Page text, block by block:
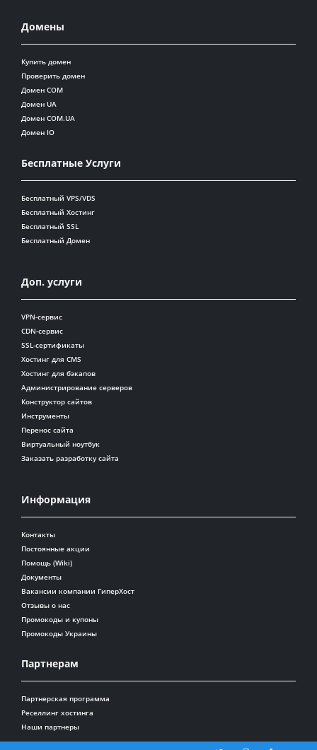
Домены
Купить домен
Проверить домен
Домен COM
Домен UA
Домен COM.UA
Домен IO
Бесплатные Услуги
Бесплатный VPS/VDS
Бесплатный Хостинг
Бесплатный SSL
Бесплатный Домен
Доп. услуги
VPN-сервис
CDN-сервис
SSL-сертификаты
Хостинг для CMS
Хостинг для бэкапов
Администрирование серверов
Конструктор сайтов
Инструменты
Перенос сайта
Виртуальный ноутбук
Заказать разработку сайта
Информация
Контакты
Постоянные акции
Помощь (Wiki)
Документы
Вакансии компании ГиперХост
Отзывы о нас
Промокоды и купоны
Промокоды Украины
Партнерам
Партнерская программа
Реселлинг хостинга
Наши партнеры